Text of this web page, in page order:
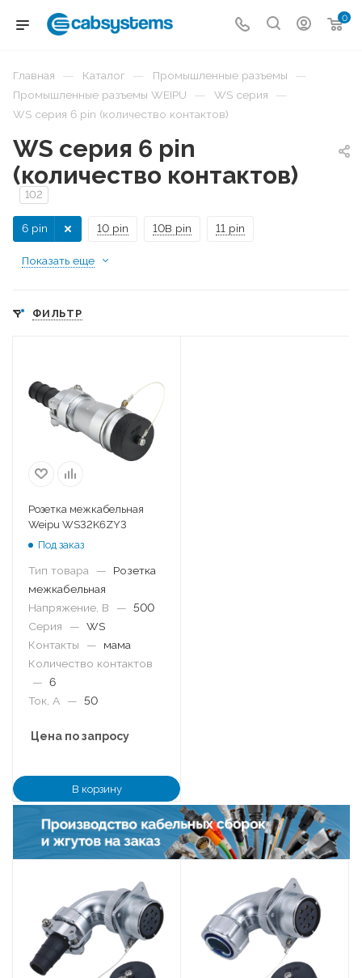
0
Главная — Каталог — Промышленные разъемы —
Промышленные разъемы WEIPU — WS серия —
WS серия 6 pin (количество контактов)
WS серия 6 pin
(количество контактов)
102
10 pin 10B pin 11 pin
6 pin
Показать еще
ФИЛЬТР
Розетка межкабельная
Weipu WS32K6ZY3
Под заказ
Тип товара —
Розетка
межкабельная
Напряжение, В
— 500
Серия
— WS
Контакты
—
мама
Количество контактов
— 6
Ток, А
— 50
Цена по запросу
В корзину